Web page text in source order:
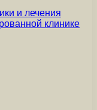
и лечения
клинике